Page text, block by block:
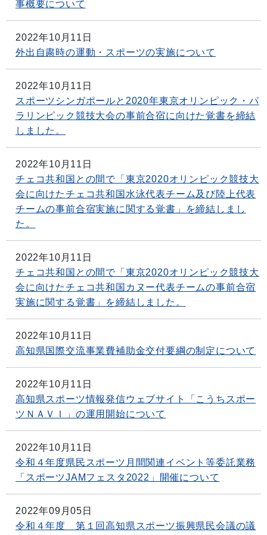
事概要について
2022年10月11日
外出自粛時の運動・スポーツの実施について
2022年10月11日
スポーツシンガポールと2020年東京オリンピック・パ
ラリンピック競技大会の事前合宿に向けた覚書を締結
しました。
2022年10月11日
チェコ共和国との間で「東京2020オリンピック競技大
会に向けたチェコ共和国水泳代表チーム及び陸上代表
チームの事前合宿実施に関する覚書」を締結しまし
た。
2022年10月11日
チェコ共和国との間で「東京2020オリンピック競技大
会に向けたチェコ共和国カヌー代表チームの事前合宿
実施に関する覚書」を締結しました。
2022年10月11日
高知県国際交流事業費補助金交付要綱の制定について
2022年10月11日
高知県スポーツ情報発信ウェブサイト「こうちスポー
ツＮＡＶＩ」の運用開始について
2022年10月11日
令和４年度県民スポーツ月間関連イベント等委託業務
「スポーツJAMフェスタ2022」開催について
2022年09月05日
令和４年度 第１回高知県スポーツ振興県民会議の議